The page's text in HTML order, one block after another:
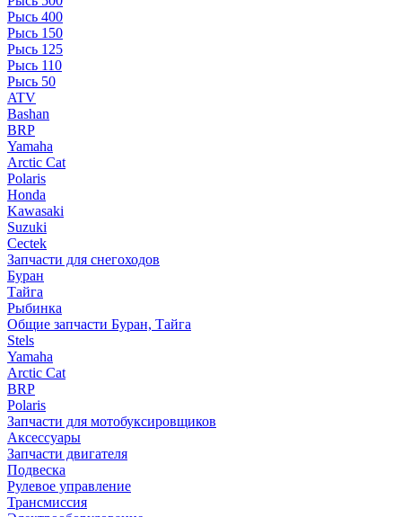
Рысь 400
Рысь 150
Рысь 125
Рысь 110
Рысь 50
ATV
Bashan
BRP
Yamaha
Arctic Cat
Polaris
Honda
Kawasaki
Suzuki
Cectek
Запчасти для снегоходов
Буран
Тайга
Рыбинка
Общие запчасти Буран, Тайга
Stels
Yamaha
Arctic Cat
BRP
Polaris
Запчасти для мотобуксировщиков
Аксессуары
Запчасти двигателя
Подвеска
Рулевое управление
Трансмиссия